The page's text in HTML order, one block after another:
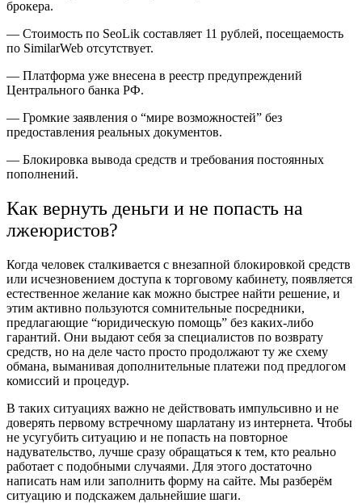
брокера.
— Стоимость по SeoLik составляет 11 рублей, посещаемость
по SimilarWeb отсутствует.
— Платформа уже внесена в реестр предупреждений
Центрального банка РФ.
— Громкие заявления о “мире возможностей” без
предоставления реальных документов.
— Блокировка вывода средств и требования постоянных
пополнений.
Как вернуть деньги и не попасть на
лжеюристов?
Когда человек сталкивается с внезапной блокировкой средств
или исчезновением доступа к торговому кабинету, появляется
естественное желание как можно быстрее найти решение, и
этим активно пользуются сомнительные посредники,
предлагающие “юридическую помощь” без каких-либо
гарантий. Они выдают себя за специалистов по возврату
средств, но на деле часто просто продолжают ту же схему
обмана, выманивая дополнительные платежи под предлогом
комиссий и процедур.
В таких ситуациях важно не действовать импульсивно и не
доверять первому встречному шарлатану из интернета. Чтобы
не усугубить ситуацию и не попасть на повторное
надувательство, лучше сразу обращаться к тем, кто реально
работает с подобными случаями. Для этого достаточно
написать нам или заполнить форму на сайте. Мы разберём
ситуацию и подскажем дальнейшие шаги.